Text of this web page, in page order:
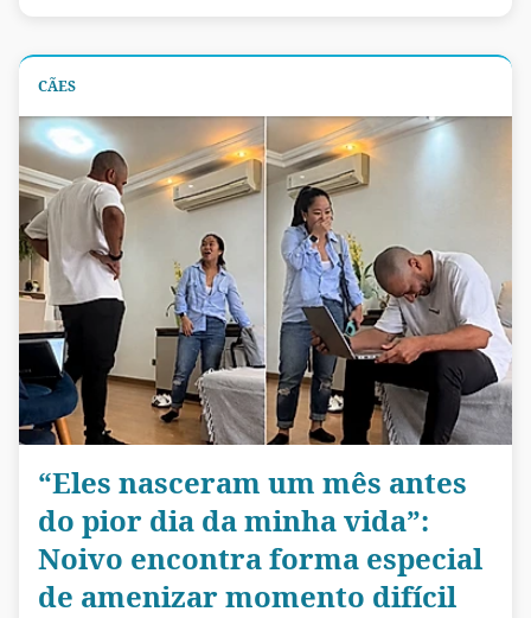
CÃES
“Eles nasceram um mês antes
do pior dia da minha vida”:
Noivo encontra forma especial
de amenizar momento difícil